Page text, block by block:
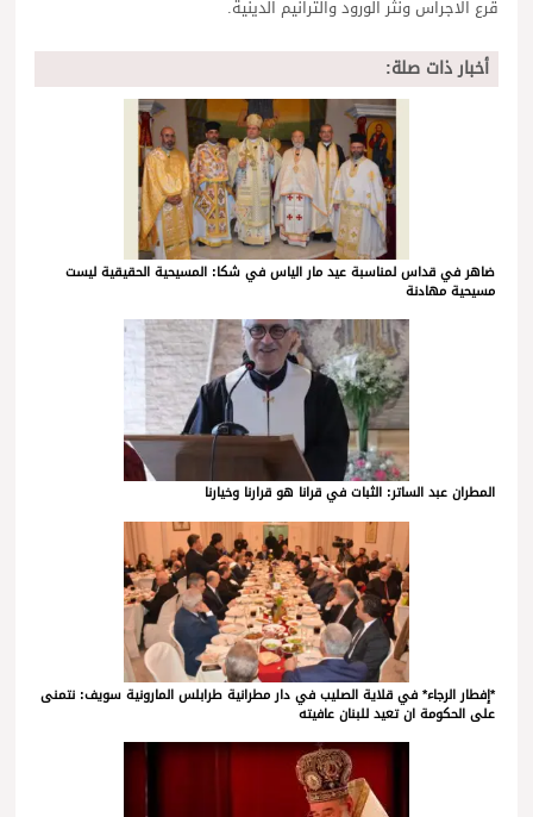
قرع الاجراس ونثر الورود والترانيم الدينية.
أخبار ذات صلة:
ضاهر في قداس لمناسبة عيد مار الياس في شكا: المسيحية الحقيقية ليست
مسيحية مهادنة
المطران عبد الساتر: الثبات في قرانا هو قرارنا وخيارنا
*إفطار الرجاء* في قلاية الصليب في دار مطرانية طرابلس المارونية سويف: نتمنى
على الحكومة ان تعيد للبنان عافيته